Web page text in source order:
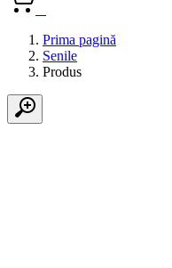
Prima pagină
Senile
Produs